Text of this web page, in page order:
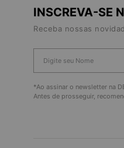
INSCREVA-SE
Receba nossas
*Ao assinar o newsletter na
Antes de prosseguir,